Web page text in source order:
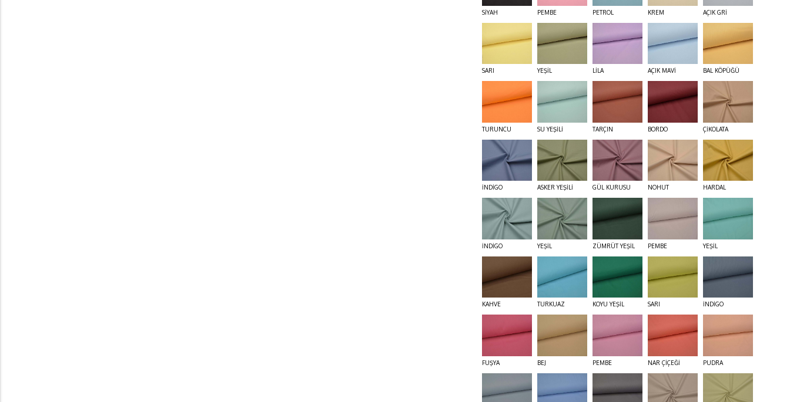
SİYAH PEMBE PETROL KREM AÇIK GRİ
SARI YEŞİL LİLA AÇIK MAVİ BAL KÖPÜĞÜ
TURUNCU SU YEŞİLİ TARÇIN BORDO ÇİKOLATA
İNDİGO ASKER YEŞİLİ GÜL KURUSU NOHUT HARDAL
İNDİGO YEŞİL ZÜMRÜT YEŞİL PEMBE YEŞİL
KAHVE TURKUAZ KOYU YEŞİL SARI İNDİGO
FUŞYA BEJ PEMBE NAR ÇİÇEĞİ PUDRA